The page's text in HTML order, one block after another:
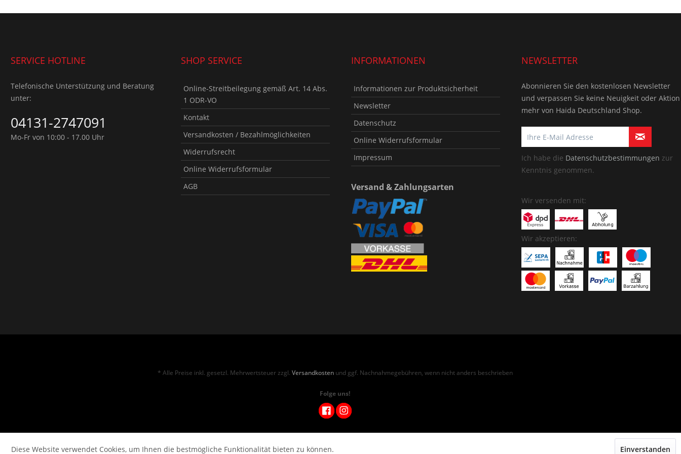
SERVICE HOTLINE
Telefonische Unterstützung und Beratung
unter:
04131-2747091
Mo-Fr von 10:00 - 17.00 Uhr
SHOP SERVICE
Online-Streitbeilegung gemäß Art. 14 Abs.
1 ODR-VO
Kontakt
Versandkosten / Bezahlmöglichkeiten
Widerrufsrecht
Online Widerrufsformular
AGB
INFORMATIONEN
Informationen zur Produktsicherheit
Newsletter
Datenschutz
Online Widerrufsformular
Impressum
Versand & Zahlungsarten
NEWSLETTER
Abonnieren Sie den kostenlosen Newsletter
und verpassen Sie keine Neuigkeit oder Aktion
mehr von Haida Deutschland Shop.
Ich habe die Datenschutzbestimmungen zur
Kenntnis genommen.
Wir versenden mit:
Wir akzeptieren:
* Alle Preise inkl. gesetzl. Mehrwertsteuer zzgl. Versandkostenund ggf. Nachnahmegebühren, wenn nicht anders beschrieben
Folge uns!
Diese Website verwendet Cookies, um Ihnen die bestmögliche Funktionalität bieten zu können. Einverstanden